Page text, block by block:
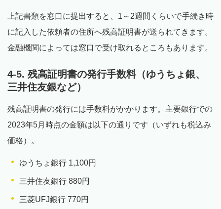
上記書類を窓口に提出すると、1～2週間くらいで手続き時
に記入した依頼者の住所へ残高証明書が送られてきます。
金融機関によっては窓口で受け取れるところもあります。
4-5. 残高証明書の発行手数料（ゆうちょ銀、
三井住友銀など）
残高証明書の発行には手数料がかかります。主要銀行での
2023年5月時点の金額は以下の通りです（いずれも税込み
価格）。
ゆうちょ銀行 1,100円
三井住友銀行 880円
三菱UFJ銀行 770円